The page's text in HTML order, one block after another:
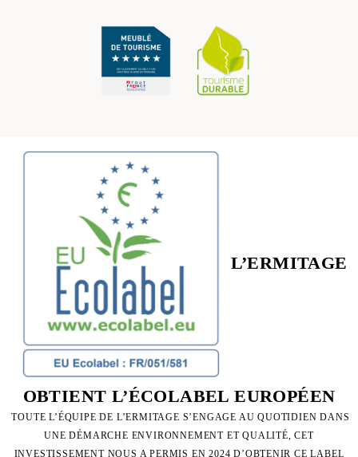
L’ERMITAGE
OBTIENT L’ÉCOLABEL EUROPÉEN
TOUTE L’ÉQUIPE DE L’ERMITAGE S’ENGAGE AU QUOTIDIEN DANS
UNE DÉMARCHE ENVIRONNEMENT ET QUALITÉ, CET
INVESTISSEMENT NOUS A PERMIS EN 2024 D’OBTENIR CE LABEL